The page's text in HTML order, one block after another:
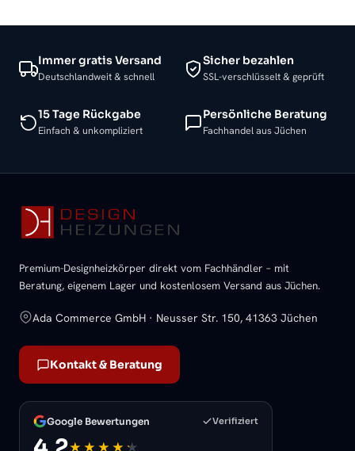
Immer gratis Versand
Deutschlandweit & schnell
Sicher bezahlen
SSL-verschlüsselt & geprüft
15 Tage Rückgabe
Einfach & unkompliziert
Persönliche Beratung
Fachhandel aus Jüchen
Premium-Designheizkörper direkt vom Fachhändler – mit
Beratung, eigenem Lager und kostenlosem Versand aus Jüchen.
Ada Commerce GmbH · Neusser Str. 150, 41363 Jüchen
Kontakt & Beratung
Google Bewertungen Verifiziert